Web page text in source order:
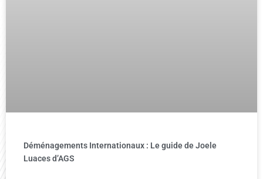
Déménagements Internationaux : Le guide de Joele
Luaces d’AGS